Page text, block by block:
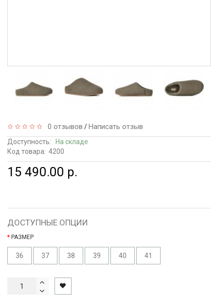
0 отзывов /Написать отзыв
Доступность:
На складе
Код товара: 4200
15 490.00 р.
ДОСТУПНЫЕ ОПЦИИ
РАЗМЕР
36 37 38 39 40 41